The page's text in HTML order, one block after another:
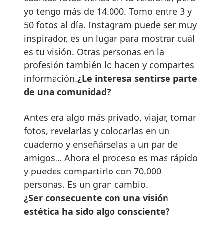
yo tengo más de 14.000. Tomo entre 3 y
50 fotos al día. Instagram puede ser muy
inspirador, es un lugar para mostrar cuál
es tu visión. Otras personas en la
profesión también lo hacen y compartes
información.¿Le interesa sentirse parte
de una comunidad?
Antes era algo más privado, viajar, tomar
fotos, revelarlas y colocarlas en un
cuaderno y enseñárselas a un par de
amigos… Ahora el proceso es mas rápido
y puedes compartirlo con 70.000
personas. Es un gran cambio.
¿Ser consecuente con una visión
estética ha sido algo consciente?